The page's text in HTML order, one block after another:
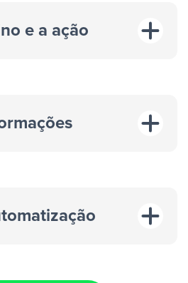
e a ação
em um anúncio”